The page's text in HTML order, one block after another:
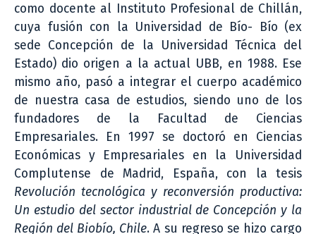
como docente al Instituto Profesional de Chillán,
cuya fusión con la Universidad de Bío- Bío (ex
sede Concepción de la Universidad Técnica del
Estado) dio origen a la actual UBB, en 1988. Ese
mismo año, pasó a integrar el cuerpo académico
de nuestra casa de estudios, siendo uno de los
fundadores de la Facultad de Ciencias
Empresariales. En 1997 se doctoró en Ciencias
Económicas y Empresariales en la Universidad
Complutense de Madrid, España, con la tesis
Revolución tecnológica y reconversión productiva:
Un estudio del sector industrial de Concepción y la
Región del Biobío, Chile. A su regreso se hizo cargo